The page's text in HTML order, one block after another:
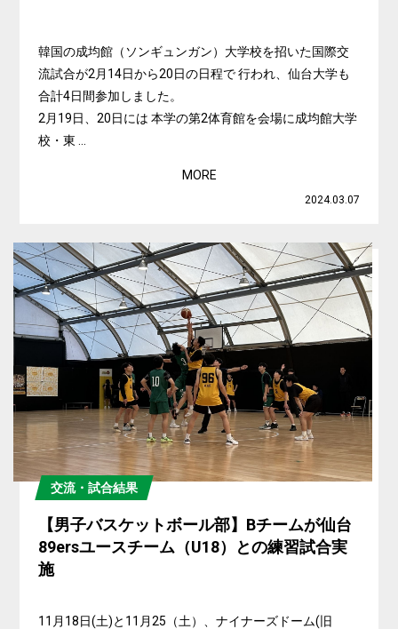
韓国の成均館（ソンギュンガン）大学校を招いた国際交
流試合が2月14日から20日の日程で 行われ、仙台大学も
合計4日間参加しました。
2月19日、20日には 本学の第2体育館を会場に成均館大学
校・東 ...
MORE
2024.03.07
交流・試合結果
【男子バスケットボール部】Bチームが仙台
89ersユースチーム（U18）との練習試合実
施
11月18日(土)と11月25（土）、ナイナーズドーム(旧